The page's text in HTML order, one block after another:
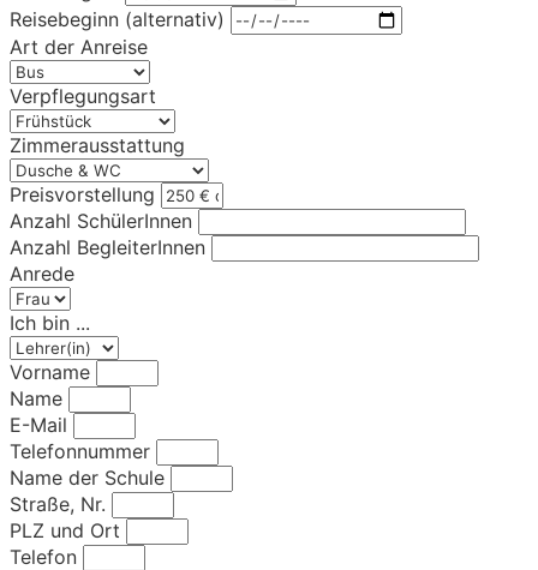
Reisebeginn (alternativ)
Art der Anreise
Verpflegungsart
Zimmerausstattung
Preisvorstellung
Anzahl SchülerInnen
Anzahl BegleiterInnen
Anrede
Ich bin ...
Vorname
Name
E-Mail
Telefonnummer
Name der Schule
Straße, Nr.
PLZ und Ort
Telefon